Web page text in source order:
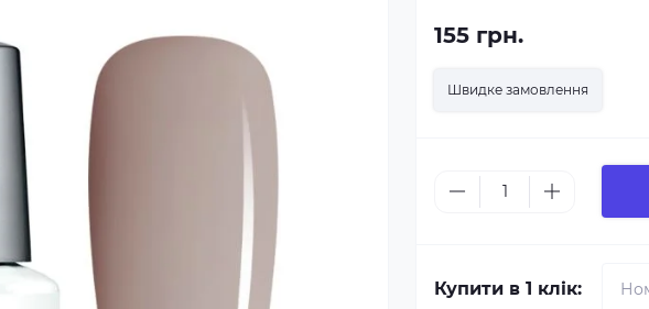
155 грн.
Швидке замовлення
Купити в 1 клік: